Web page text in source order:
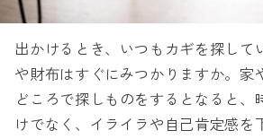
出かけるとき、いつもカギを探して
や財布はすぐにみつかりますか。家
どころで探しものをするとなると、
けでなく、イライラや自己肯定感を